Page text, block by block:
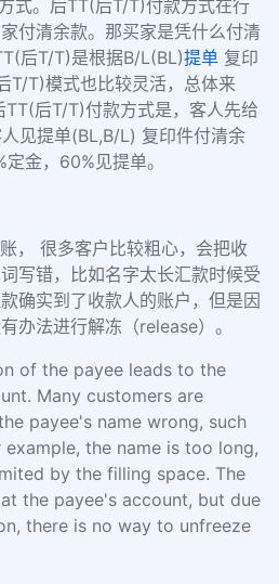
式。后TT(后T/T)付款方式在行
付清余款。那买家是凭什么付清
后T/T)是根据B/L(BL)提单 复印
T/T)模式也比较灵活，总体来
后T/T)付款方式是，客人先给
见提单(BL,B/L) 复印件付清余
金，60%见提单。
， 很多客户比较粗心，会把收
写错，比如名字太长汇款时候受
确实到了收款人的账户，但是因
办法进行解冻（release）。
of the payee leads to the
Many customers are
payee's name wrong, such
the name is too long,
by the filling space. The
the payee's account, but due
there is no way to unfreeze